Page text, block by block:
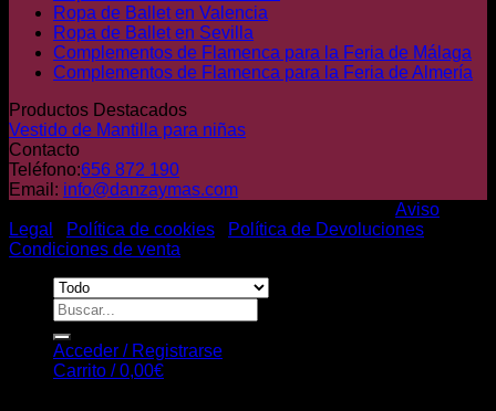
Ropa de Ballet en Valencia
Ropa de Ballet en Sevilla
Complementos de Flamenca para la Feria de Málaga
Complementos de Flamenca para la Feria de Almería
Productos Destacados
Vestido de Mantilla para niñas
Contacto
Teléfono:656 872 190
Email: info@danzaymas.com
Aviso
Legal
Política de cookies Política de Devoluciones
Condiciones de venta
Buscar
por:
Acceder / Registrarse
Carrito /0,00€